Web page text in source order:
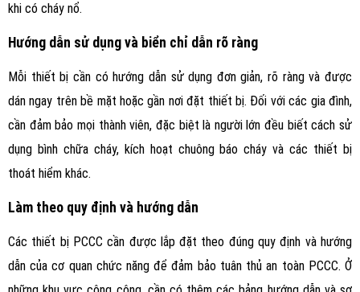
khi có cháy nổ.
Hướng dẫn sử dụng và biển chỉ dẫn rõ ràng
Mỗi thiết bị cần có hướng dẫn sử dụng đơn giản, rõ ràng và được
dán ngay trên bề mặt hoặc gần nơi đặt thiết bị. Đối với các gia đình,
cần đảm bảo mọi thành viên, đặc biệt là người lớn đều biết cách sử
dụng bình chữa cháy, kích hoạt chuông báo cháy và các thiết bị
thoát hiểm khác.
Làm theo quy định và hướng dẫn
Các thiết bị PCCC cần được lắp đặt theo đúng quy định và hướng
dẫn của cơ quan chức năng để đảm bảo tuân thủ an toàn PCCC. Ở